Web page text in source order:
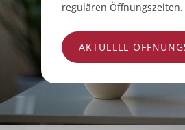
regulären Öffnungszeiten.
AKTUELLE